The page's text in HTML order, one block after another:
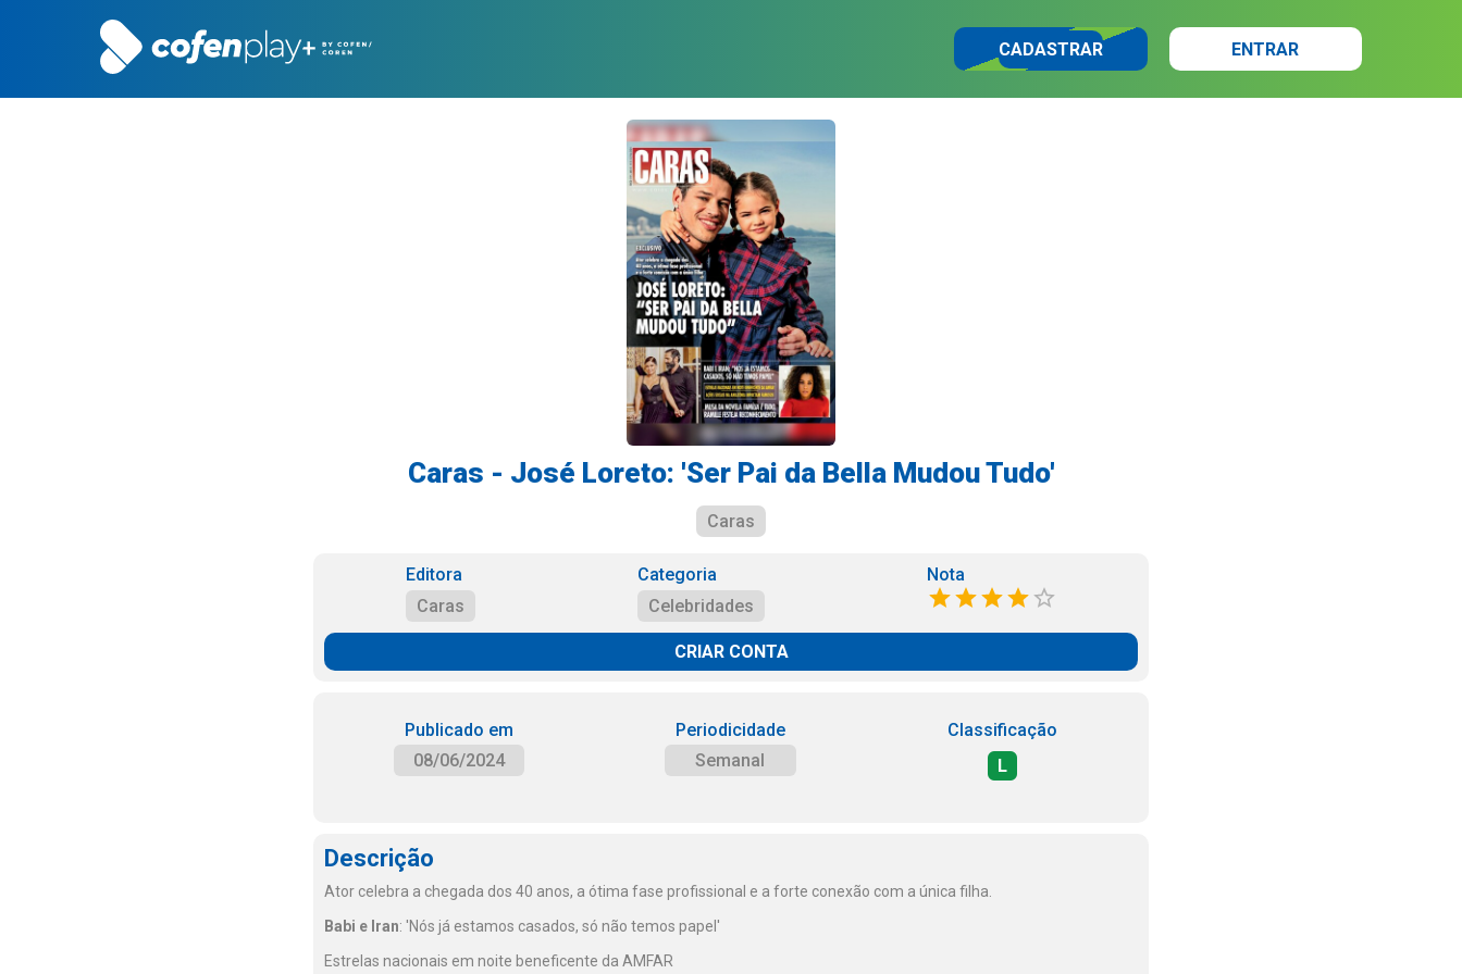
CADASTRAR ENTRAR
Caras - José Loreto: 'Ser Pai da Bella Mudou Tudo'
Caras
Editora
Caras
Categoria
Celebridades
Nota
CRIAR CONTA
Publicado em
08/06/2024
Periodicidade
Semanal
Classificação
L
Descrição
Ator celebra a chegada dos 40 anos, a ótima fase profissional e a forte conexão com a única filha.
Babi e Iran: 'Nós já estamos casados, só não temos papel'
Estrelas nacionais em noite beneficente da AMFAR